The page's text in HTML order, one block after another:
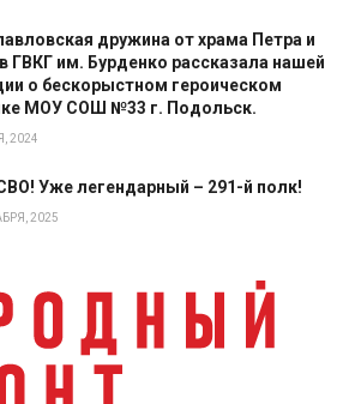
дружина от храма Петра и
ГВКГ им. Бурденко рассказала нашей
о бескорыстном героическом
МОУ СОШ №33 г. Подольск.
2024
Уже легендарный – 291-й полк!
2025